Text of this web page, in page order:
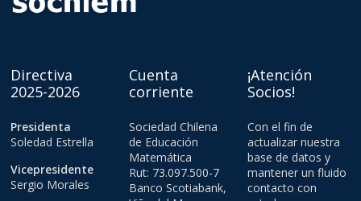
Directiva
2025-2026
Presidenta
Soledad Estrella
Vicepresidente
Sergio Morales
Cuenta
corriente
Sociedad Chilena
de Educación
Matemática
Rut: 73.097.500-7
Banco Scotiabank,
¡Atención
Socios!
Con el fin de
actualizar nuestra
base de datos y
mantener un fluido
contacto con